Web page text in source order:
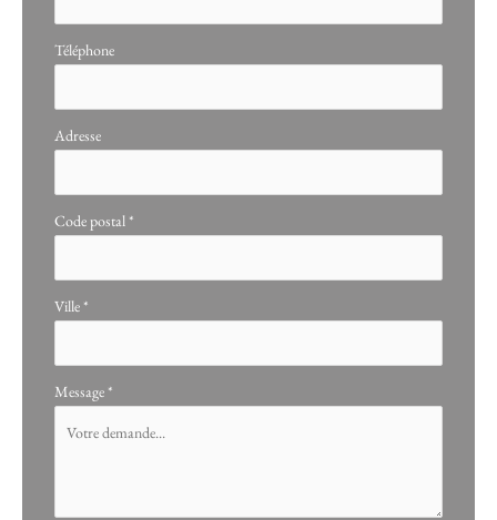
Téléphone
Adresse
Code postal *
Ville *
Message *